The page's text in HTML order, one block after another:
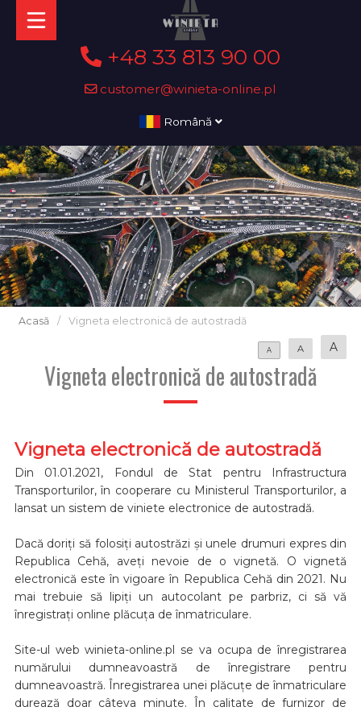
+48 33 813 90 00
customer@winieta-online.pl
Română
Acasă / Vigneta electronică de autostradă
A A A
Vigneta electronică de autostradă
Vigneta electronică de autostradă
Din 01.01.2021, Fondul de Stat pentru Infrastructura
Transporturilor, în cooperare cu Ministerul Transporturilor, a
lansat un sistem de viniete electronice de autostradă.
Dacă doriți să folosiți autostrăzi și unele drumuri expres din
Republica Cehă, aveți nevoie de o vignetă. O vignetă
electronică este în vigoare în Republica Cehă din 2021. Nu
mai trebuie să lipiți un autocolant pe parbriz, ci să vă
înregistrați online plăcuța de înmatriculare.
Site-ul web winieta-online.pl se va ocupa de înregistrarea
numărului dumneavoastră de înregistrare pentru
dumneavoastră. Înregistrarea unei plăcuțe de înmatriculare
durează doar câteva minute. În calitate de furnizor de